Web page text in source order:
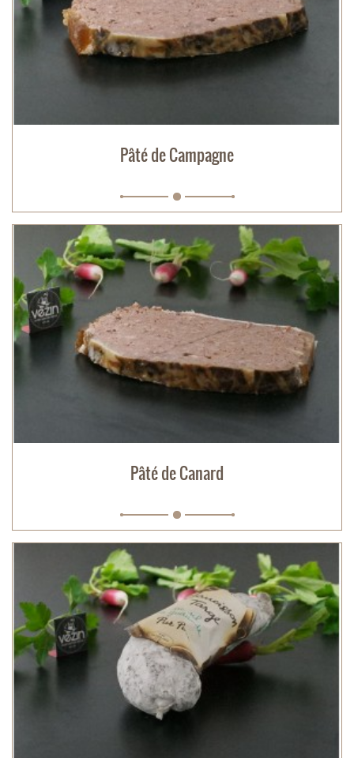
Pâté de Campagne
Pâté de Canard